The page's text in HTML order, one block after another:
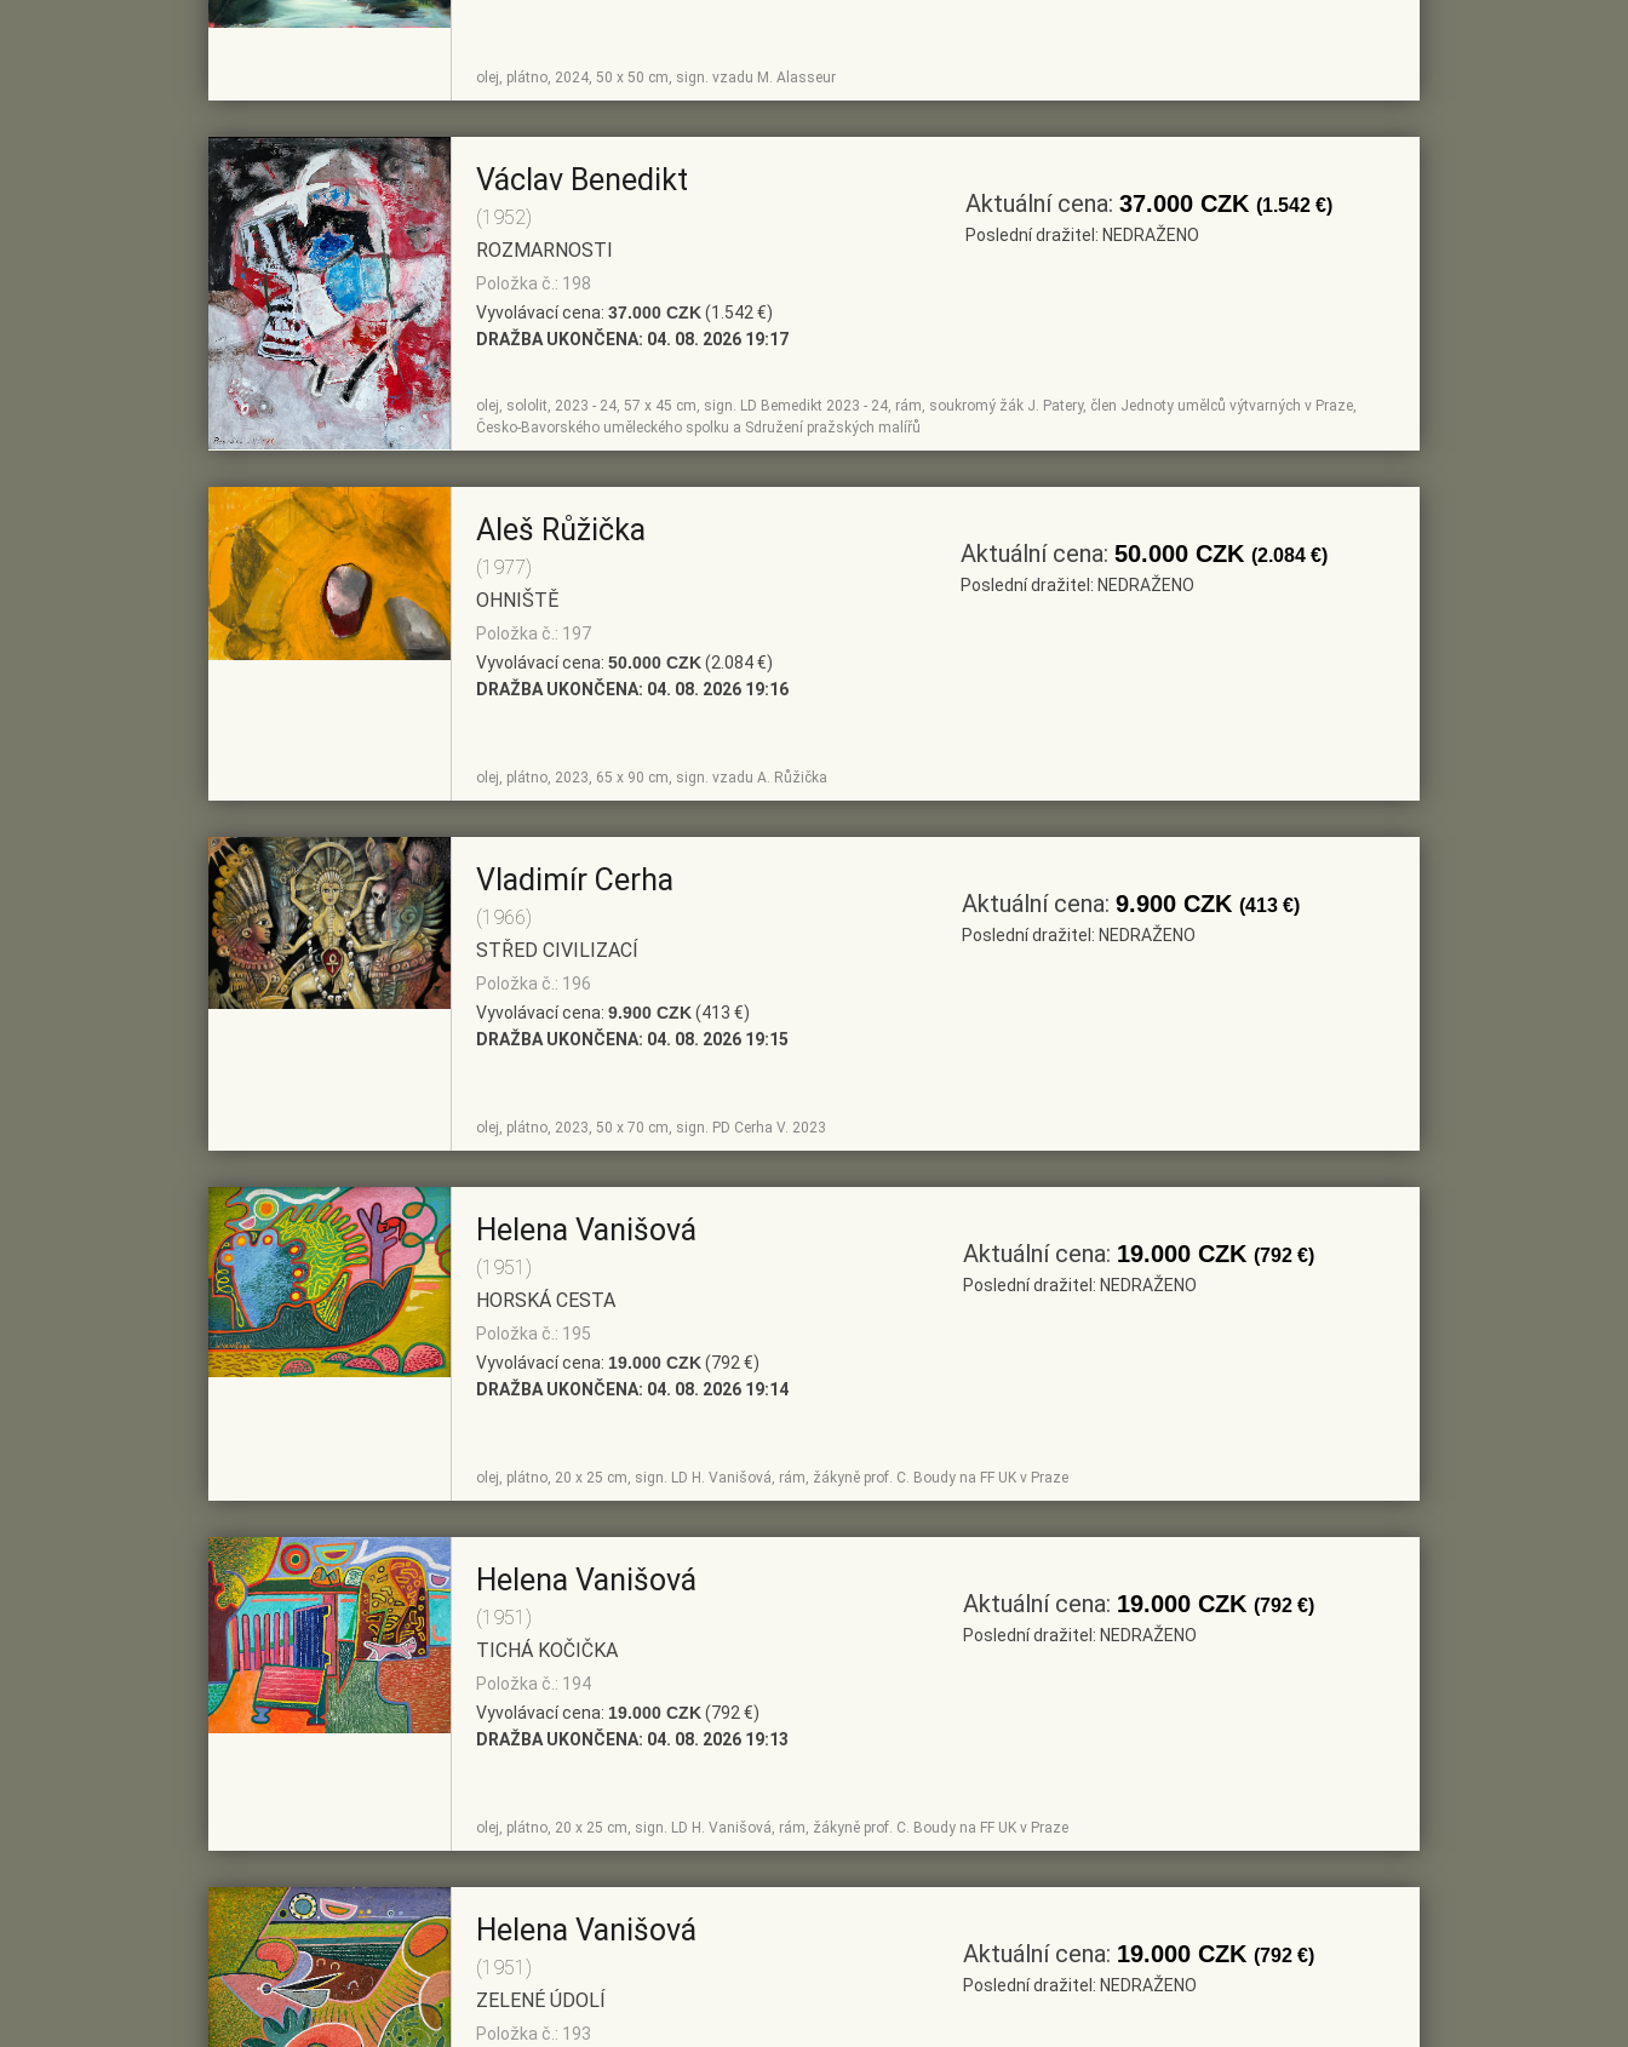
olej, plátno, 2024, 50 x 50 cm, sign. vzadu M. Alasseur
ZOBRAZIT
DETAIL
PŘIDAT DO
PŘEDVÝBĚRU
Václav Benedikt
(1952)
ROZMARNOSTI
Položka č.: 198
Vyvolávací cena: 37.000 CZK(1.542 €)
DRAŽBA UKONČENA: 04. 08. 2026 19:17
olej, sololit, 2023 - 24, 57 x 45 cm, sign. LD Bemedikt 2023 - 24, rám, soukromý žák J. Patery, člen Jednoty umělců výtvarných v Praze,
Česko-Bavorského uměleckého spolku a Sdružení pražských malířů
Aktuální cena: 37.000 CZK (1.542 €)
Poslední dražitel: NEDRAŽENO
Aleš Růžička
(1977)
OHNIŠTĚ
Položka č.: 197
Vyvolávací cena: 50.000 CZK(2.084 €)
DRAŽBA UKONČENA: 04. 08. 2026 19:16
olej, plátno, 2023, 65 x 90 cm, sign. vzadu A. Růžička
Aktuální cena: 50.000 CZK (2.084 €)
Poslední dražitel: NEDRAŽENO
Vladimír Cerha
(1966)
STŘED CIVILIZACÍ
Položka č.: 196
Vyvolávací cena: 9.900 CZK(413 €)
DRAŽBA UKONČENA: 04. 08. 2026 19:15
olej, plátno, 2023, 50 x 70 cm, sign. PD Cerha V. 2023
Aktuální cena: 9.900 CZK (413 €)
Poslední dražitel: NEDRAŽENO
Helena Vanišová
(1951)
HORSKÁ CESTA
Položka č.: 195
Vyvolávací cena: 19.000 CZK(792 €)
DRAŽBA UKONČENA: 04. 08. 2026 19:14
olej, plátno, 20 x 25 cm, sign. LD H. Vanišová, rám, žákyně prof. C. Boudy na FF UK v Praze
Aktuální cena: 19.000 CZK (792 €)
Poslední dražitel: NEDRAŽENO
Helena Vanišová
(1951)
TICHÁ KOČIČKA
Položka č.: 194
Vyvolávací cena: 19.000 CZK(792 €)
DRAŽBA UKONČENA: 04. 08. 2026 19:13
olej, plátno, 20 x 25 cm, sign. LD H. Vanišová, rám, žákyně prof. C. Boudy na FF UK v Praze
Aktuální cena: 19.000 CZK (792 €)
Poslední dražitel: NEDRAŽENO
Helena Vanišová
(1951)
ZELENÉ ÚDOLÍ
Položka č.: 193
Aktuální cena: 19.000 CZK (792 €)
Poslední dražitel: NEDRAŽENO